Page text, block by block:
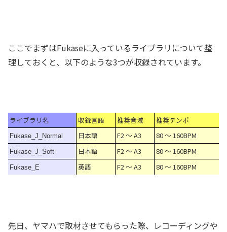
ここでまずはFukaseに入っているライブラリについて整
理しておくと、以下のような3つが収録されています。
ライブラリ名 収録言語 推奨音域 推奨テンポ
Fukase_J_Normal 日本語 F2 ～ A3 80 ～ 160BPM
Fukase_J_Soft 日本語 F2 ～ A3 80 ～ 160BPM
Fukase_E 英語 F2 ～ A3 80 ～ 160BPM
先日、ヤマハで取材させてもらった際、レコーディングや